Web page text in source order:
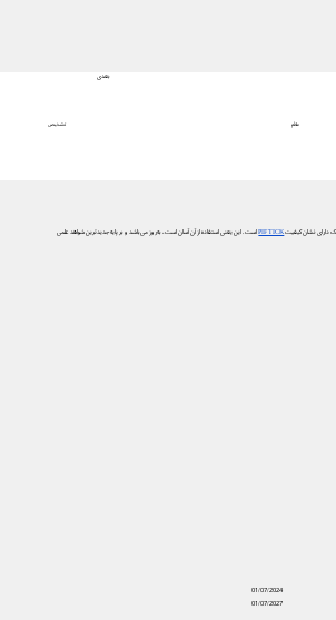
تشخیص
بعدی
علائم
دارای نشان کیفیتPIF TICKاست. این یعنی استفاده از آن آسان است، به‌روز می‌باشد و بر پایه جدیدترین شواهد علمی
01/07/2024
01/07/2027